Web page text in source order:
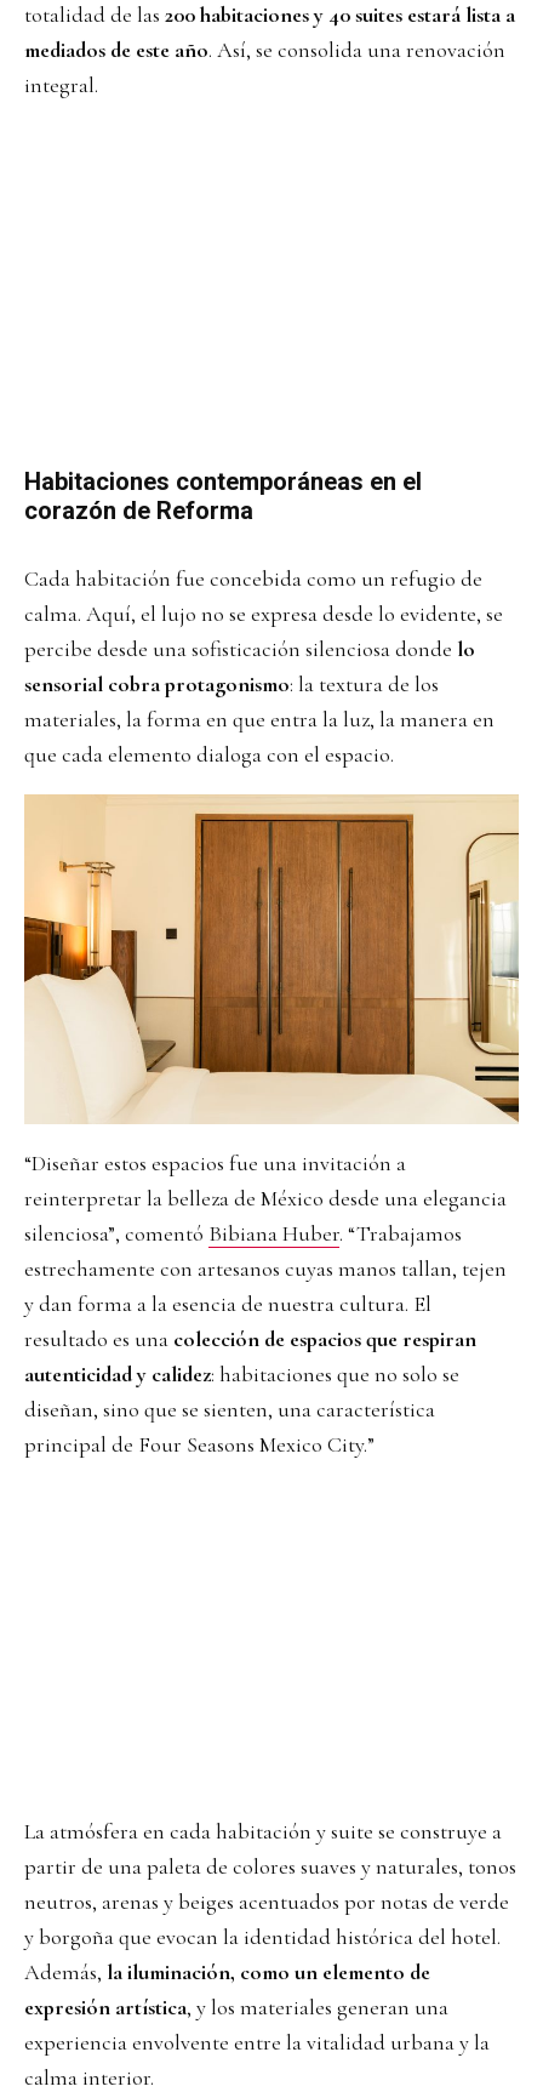
totalidad de las 200 habitaciones y 40 suites estará lista a
mediados de este año. Así, se consolida una renovación
integral.
Habitaciones contemporáneas en el
corazón de Reforma
Cada habitación fue concebida como un refugio de
calma. Aquí, el lujo no se expresa desde lo evidente, se
percibe desde una sofisticación silenciosa donde lo
sensorial cobra protagonismo: la textura de los
materiales, la forma en que entra la luz, la manera en
que cada elemento dialoga con el espacio.
“Diseñar estos espacios fue una invitación a
reinterpretar la belleza de México desde una elegancia
silenciosa”, comentó Bibiana Huber. “Trabajamos
estrechamente con artesanos cuyas manos tallan, tejen
y dan forma a la esencia de nuestra cultura. El
resultado es una colección de espacios que respiran
autenticidad y calidez: habitaciones que no solo se
diseñan, sino que se sienten, una característica
principal de Four Seasons Mexico City.”
La atmósfera en cada habitación y suite se construye a
partir de una paleta de colores suaves y naturales, tonos
neutros, arenas y beiges acentuados por notas de verde
y borgoña que evocan la identidad histórica del hotel.
Además, la iluminación, como un elemento de
expresión artística, y los materiales generan una
experiencia envolvente entre la vitalidad urbana y la
calma interior.